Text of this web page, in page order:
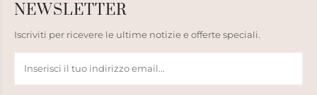
NEWSLETTER
Iscriviti per ricevere le ultime notizie e offerte speciali.